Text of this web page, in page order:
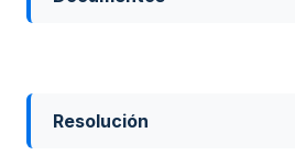
Resolución